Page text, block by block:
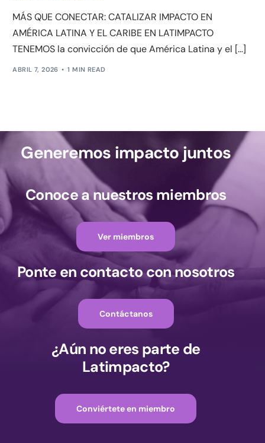
MÁS QUE CONECTAR: CATALIZAR IMPACTO EN
AMÉRICA LATINA Y EL CARIBE EN LATIMPACTO
TENEMOS la convicción de que América Latina y el […]
ABRIL 7, 2026 1 MIN READ
Generemos impacto juntos
Conoce a nuestros miembros
Ver miembros
Ponte en contacto con nosotros
Contáctanos
¿Aún no eres parte de
Latimpacto?
Conviértete en miembro